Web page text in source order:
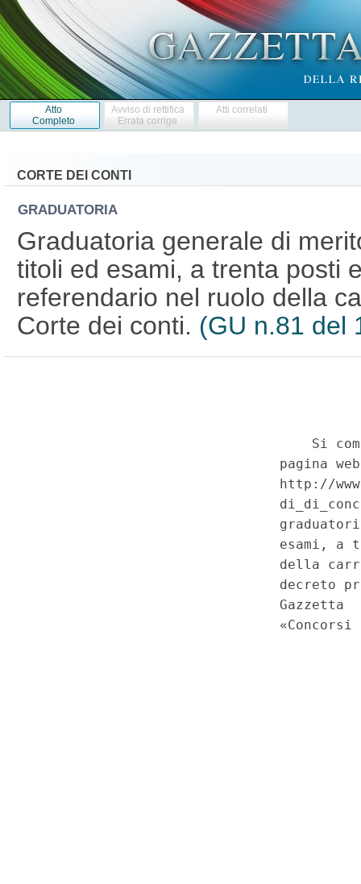
Atto
Completo
Avviso di rettifica
Errata corrige
Atti correlati
CORTE DEI CONTI
GRADUATORIA
Graduatoria generale di
titoli ed esami, a trenta posti
referendario nel ruolo della
Corte dei conti. (GU n.81 del